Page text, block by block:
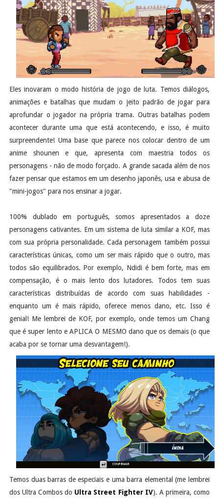
Eles inovaram o modo história de jogo de luta. Temos diálogos,
animações e batalhas que mudam o jeito padrão de jogar para
aprofundar o jogador na própria trama. Outras batalhas podem
acontecer durante uma que está acontecendo, e isso, é muito
surpreendente! Uma base que parece nos colocar dentro de um
anime shounen e que, apresenta com maestria todos os
personagens - não de modo forçado. A grande sacada além de nos
fazer pensar que estamos em um desenho japonês, usa e abusa de
"mini-jogos" para nos ensinar a jogar.
100% dublado em português, somos apresentados a doze
personagens cativantes. Em um sistema de luta similar a KOF, mas
com sua própria personalidade. Cada personagem também possui
características únicas, como um ser mais rápido que o outro, mas
todos são equilibrados. Por exemplo, Ndidi é bem forte, mas em
compensação, é o mais lento dos lutadores. Todos tem suas
características distribuídas de acordo com suas habilidades -
enquanto um é mais rápido, oferece menos dano, etc. Isso é
genial! Me lembrei de KOF, por exemplo, onde temos um Chang
que é super lento e APLICA O MESMO dano que os demais (o que
acaba por se tornar uma desvantagem!).
Temos duas barras de especiais e uma barra elemental (me lembrei
dos Ultra Combos do Ultra Street Fighter IV). A primeira, como